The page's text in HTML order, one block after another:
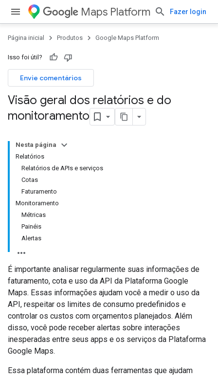
Maps Platform Fazer login
Página inicial Produtos Google Maps Platform
Isso foi útil?
Envie comentários
Visão geral dos relatórios e do
monitoramento
Nesta página
Relatórios
Relatórios de APIs e serviços
Cotas
Faturamento
Monitoramento
Métricas
Painéis
Alertas
É importante analisar regularmente suas informações de
faturamento, cota e uso da API da Plataforma Google
Maps. Essas informações ajudam você a medir o uso da
API, respeitar os limites de consumo predefinidos e
controlar os custos com orçamentos planejados. Além
disso, você pode receber alertas sobre interações
inesperadas entre seus apps e os serviços da Plataforma
Google Maps.
Essa plataforma contém duas ferramentas que ajudam